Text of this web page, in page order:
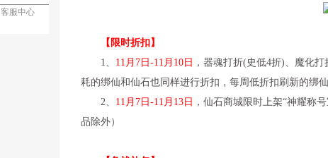
客服中心
【限时折扣】
1、 11月7日-11月10日 ，器魂打折(史低4折)、魔化
耗的绑仙和仙石也同样进行折扣，每周低折扣刷新的绑
2、 11月7日-11月13日 ，仙石商城限时上架“神耀称
品除外）